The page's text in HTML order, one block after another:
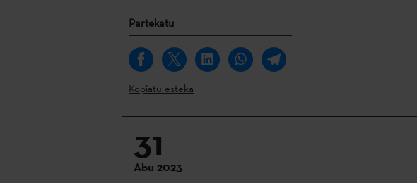
Partekatu
Kopiatu esteka
31
Abu 2023